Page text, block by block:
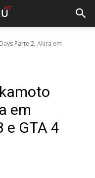
Parte 2, Akira em
em
e GTA 4